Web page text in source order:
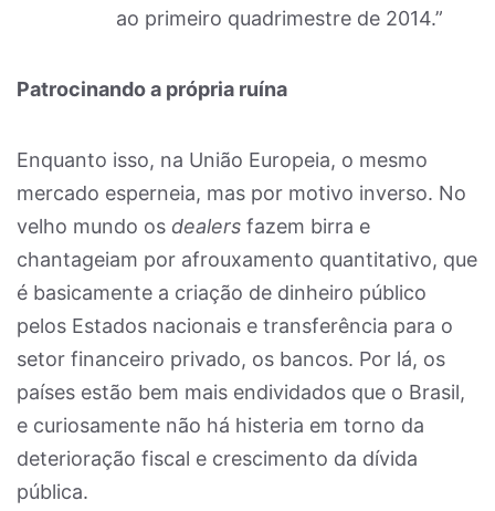
ao primeiro quadrimestre de 2014.”
Patrocinando a própria ruína
Enquanto isso, na União Europeia, o mesmo
mercado esperneia, mas por motivo inverso. No
velho mundo os dealers fazem birra e
chantageiam por afrouxamento quantitativo, que
é basicamente a criação de dinheiro público
pelos Estados nacionais e transferência para o
setor financeiro privado, os bancos. Por lá, os
países estão bem mais endividados que o Brasil,
e curiosamente não há histeria em torno da
deterioração fiscal e crescimento da dívida
pública.